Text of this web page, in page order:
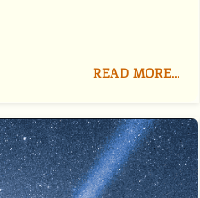
READ MORE…